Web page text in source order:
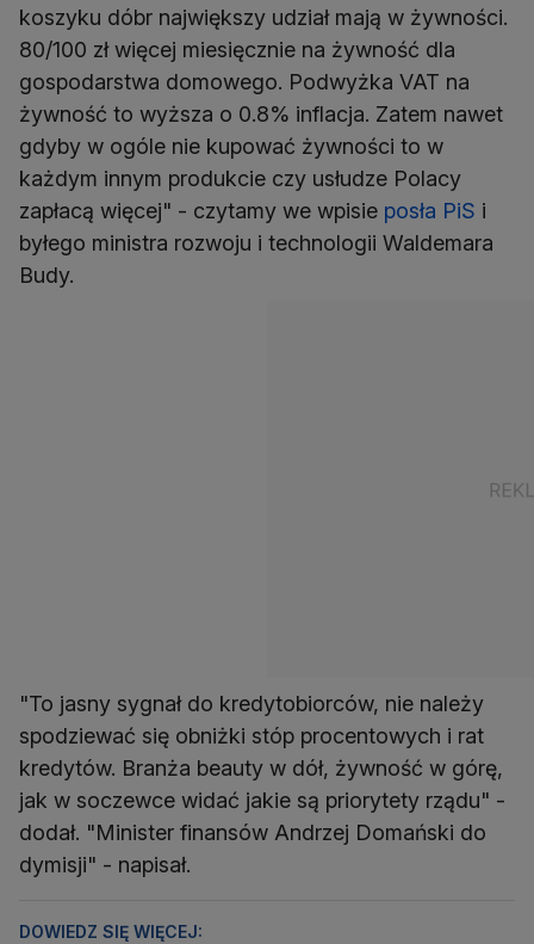
koszyku dóbr największy udział mają w żywności.
80/100 zł więcej miesięcznie na żywność dla
gospodarstwa domowego. Podwyżka VAT na
żywność to wyższa o 0.8% inflacja. Zatem nawet
gdyby w ogóle nie kupować żywności to w
każdym innym produkcie czy usłudze Polacy
zapłacą więcej" - czytamy we wpisie posła PiS i
byłego ministra rozwoju i technologii Waldemara
Budy.
"To jasny sygnał do kredytobiorców, nie należy
spodziewać się obniżki stóp procentowych i rat
kredytów. Branża beauty w dół, żywność w górę,
jak w soczewce widać jakie są priorytety rządu" -
dodał. "Minister finansów Andrzej Domański do
dymisji" - napisał.
DOWIEDZ SIĘ WIĘCEJ: